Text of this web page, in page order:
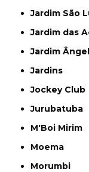
Jardim São
Jardim das
Jardim
Jardins
Jockey Club
Jurubatuba
M'Boi Mirim
Moema
Morumbi